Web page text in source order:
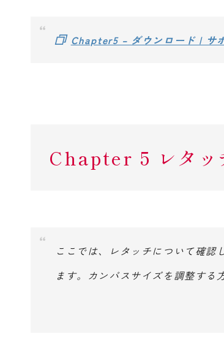
Chapter5 – ダウンロード | サ
Chapter 5 レタッ
ここでは、レタッチについて確
ます。カンバスサイズを調整する